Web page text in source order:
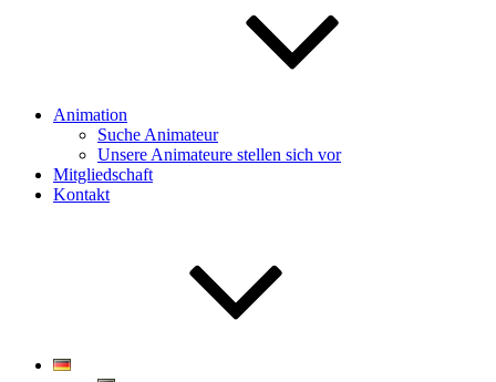
Animation
Suche Animateur
Unsere Animateure stellen sich vor
Mitgliedschaft
Kontakt